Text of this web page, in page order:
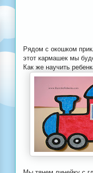
Рядом с окошком
этот кармашек мы
Как же научить